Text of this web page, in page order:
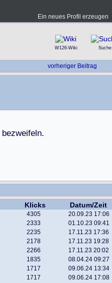
Ein neues Profil erzeugen
W126-Wiki Suche
vorheriger Beitrag
bezweifeln.
Klicks
Datum/Zeit
4305 20.09.23 17:06
2333 01.10.23 09:41
2235 17.11.23 17:36
2178 17.11.23 19:28
2266 17.11.23 20:02
1835 08.04.24 09:27
1717 09.06.24 13:34
1717 09.06.24 17:08